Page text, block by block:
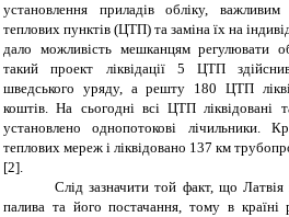
установлення приладів обліку, важливим
теплових пунктів (ЦТП) та заміна їх на
дало можливість мешканцям регулювати
такий проект ліквідації 5 ЦТП
шведського уряду, а решту 180 ЦТП
коштів. На сьогодні всі ЦТП ліквідовані
установлено однопотокові лічильники.
теплових мереж і ліквідовано 137 км
[2].
Слід зазначити той факт, що
палива та його постачання, тому в країні